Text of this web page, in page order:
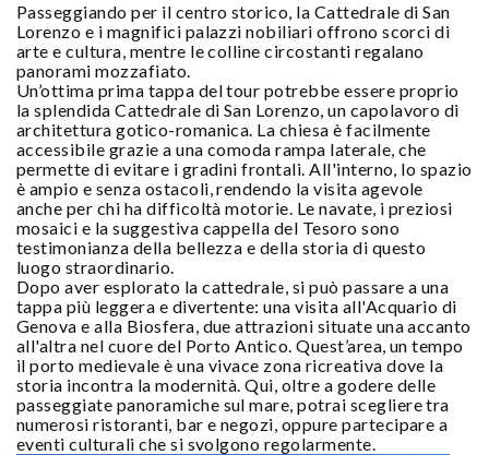
Passeggiando per il centro storico, la Cattedrale di San
Lorenzo e i magnifici palazzi nobiliari offrono scorci di
arte e cultura, mentre le colline circostanti regalano
panorami mozzafiato.
Un’ottima prima tappa del tour potrebbe essere proprio
la splendida Cattedrale di San Lorenzo, un capolavoro di
architettura gotico-romanica. La chiesa è facilmente
accessibile grazie a una comoda rampa laterale, che
permette di evitare i gradini frontali. All'interno, lo spazio
è ampio e senza ostacoli, rendendo la visita agevole
anche per chi ha difficoltà motorie. Le navate, i preziosi
mosaici e la suggestiva cappella del Tesoro sono
testimonianza della bellezza e della storia di questo
luogo straordinario.
Dopo aver esplorato la cattedrale, si può passare a una
tappa più leggera e divertente: una visita all'Acquario di
Genova e alla Biosfera, due attrazioni situate una accanto
all'altra nel cuore del Porto Antico. Quest’area, un tempo
il porto medievale è una vivace zona ricreativa dove la
storia incontra la modernità. Qui, oltre a godere delle
passeggiate panoramiche sul mare, potrai scegliere tra
numerosi ristoranti, bar e negozi, oppure partecipare a
eventi culturali che si svolgono regolarmente.